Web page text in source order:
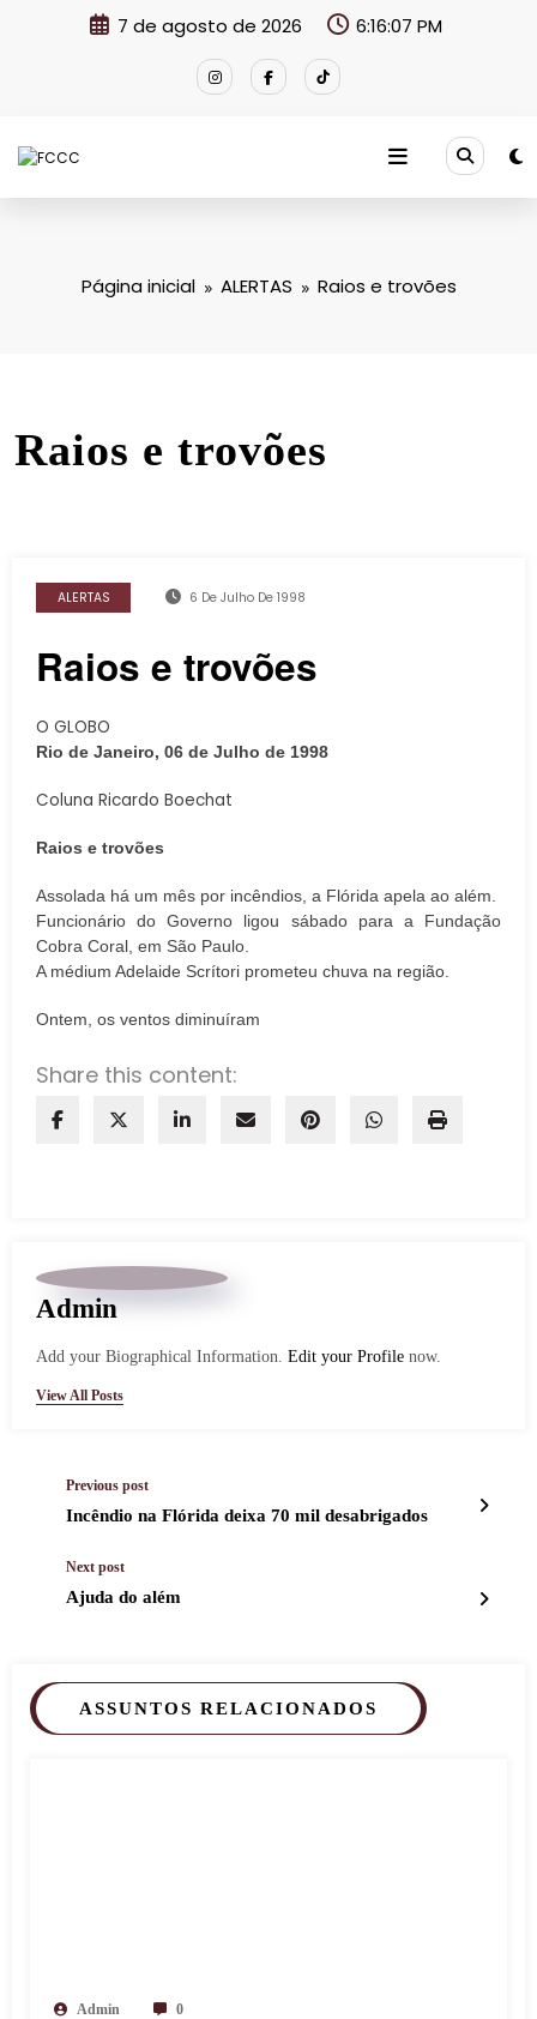
7 de agosto de 2026 6:16:08 PM
Página inicial ALERTAS Raios e trovões
Raios e trovões
ALERTAS 6 De Julho De 1998
Raios e trovões
O GLOBO
Rio de Janeiro, 06 de Julho de 1998
Coluna Ricardo Boechat
Raios e trovões
Assolada há um mês por incêndios, a Flórida apela ao além.
Funcionário do Governo ligou sábado para a Fundação
Cobra Coral, em São Paulo.
A médium Adelaide Scrítori prometeu chuva na região.
Ontem, os ventos diminuíram
Share this content:
Admin
Add your Biographical Information. Edit your Profile now.
View All Posts
Previous post
Incêndio na Flórida deixa 70 mil desabrigados
Next post
Ajuda do além
ASSUNTOS RELACIONADOS
Admin 0